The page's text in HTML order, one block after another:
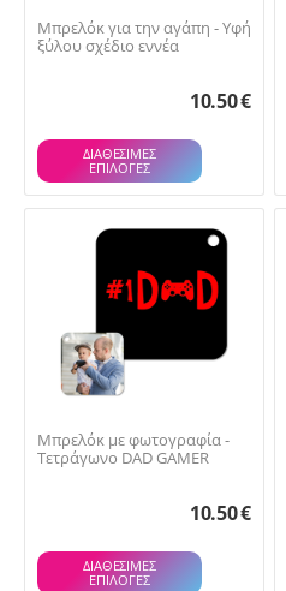
Μπρελόκ για την αγάπη - Υφή
ξύλου σχέδιο εννέα
10.50€
ΔΙΑΘΕΣΙΜΕΣ
ΕΠΙΛΟΓΈΣ
Μπρελόκ με φωτογραφία -
Τετράγωνο DAD GAMER
10.50€
ΔΙΑΘΕΣΙΜΕΣ
ΕΠΙΛΟΓΈΣ